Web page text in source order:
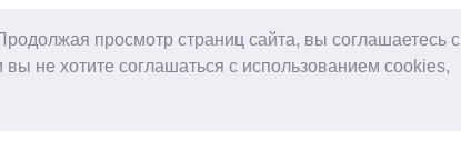
просмотр страниц сайта, вы соглашаетесь с
не хотите соглашаться с использованием cookies,